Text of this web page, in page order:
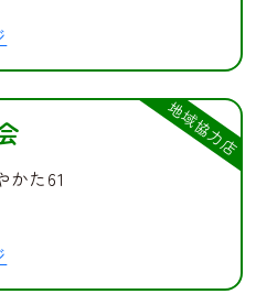
地域協力店
かた61